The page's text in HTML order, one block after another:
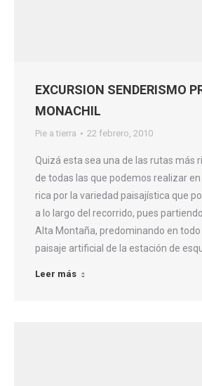
EXCURSION SENDERISMO
MONACHIL
Pie a tierra 22 febrero, 2010
Quizá esta sea una de las rutas más
de todas las que podemos realizar en
rica por la variedad paisajística que
a lo largo del recorrido, pues
Alta Montaña, predominando en
paisaje artificial de la estación de
Leer más